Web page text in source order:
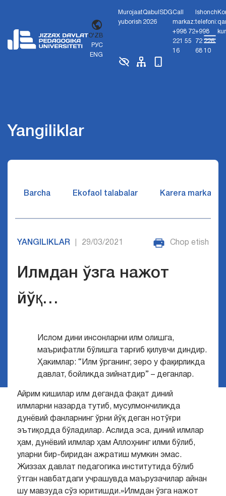
O'ZB
РУС
ENG
Murojaat
yuborish
Qabul
2026
SDGCall
markaz:
+998 72
221 55
16
Ishonch
telefoni:
+998
72 226
68 10
Yangiliklar
Barcha Ekofaol talabalar Karera markazi
YANGILIKLAR 29/03/2021 Chop etish
Илмдан ўзга нажот
йўқ…
Ислом дини инсонларни илм олишга,
маърифатли бўлишга тарғиб қилувчи диндир.
Ҳакимлар: “Илм ўрганинг, зеро у фақирликда
давлат, бойликда зийнатдир” – деганлар.
Айрим кишилар илм деганда фақат диний
илмларни назарда тутиб, мусулмончиликда
дунёвий фанларнинг ўрни йўқ деган нотўғри
эътиқодда бўладилар. Аслида эса, диний илмлар
ҳам, дунёвий илмлар ҳам Аллоҳнинг илми бўлиб,
уларни бир-биридан ажратиш мумкин эмас.
Жиззах давлат педагогика институтида бўлиб
ўтган навбатдаги учрашувда маърузачилар айнан
шу мавзуда сўз юритишди.»Илмдан ўзга нажот